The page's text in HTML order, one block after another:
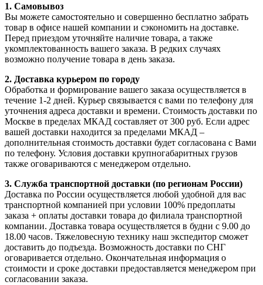
1. Самовывоз
Вы можете самостоятельно и совершенно бесплатно забрать
товар в офисе нашей компании и сэкономить на доставке.
Перед приездом уточняйте наличие товара, а также
укомплектованность вашего заказа. В редких случаях
возможно получение товара в день заказа.
2. Доставка курьером по городу
Обработка и формирование вашего заказа осуществляется в
течение 1-2 дней. Курьер связывается с вами по телефону для
уточнения адреса доставки и времени. Стоимость доставки по
Москве в пределах МКАД составляет от 300 руб. Если адрес
вашей доставки находится за пределами МКАД –
дополнительная стоимость доставки будет согласована с Вами
по телефону. Условия доставки крупногабаритных грузов
также оговариваются с менеджером отдельно.
3. Служба транспортной доставки (по регионам России)
Доставка по России осуществляется любой удобной для вас
транспортной компанией при условии 100% предоплаты
заказа + оплаты доставки товара до филиала транспортной
компании. Доставка товара осуществляется в будни с 9.00 до
18.00 часов. Тяжеловесную технику наш экспедитор сможет
доставить до подъезда. Возможность доставки по СНГ
оговаривается отдельно. Окончательная информация о
стоимости и сроке доставки предоставляется менеджером при
согласовании заказа.